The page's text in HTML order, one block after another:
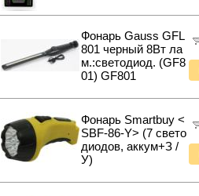
Фонарь Gauss GFL
801 черный 8Вт ла
м.:светодиод. (GF8
01) GF801
Фонарь Smartbuy <
SBF-86-Y> (7 свето
диодов, аккум+З /
У)